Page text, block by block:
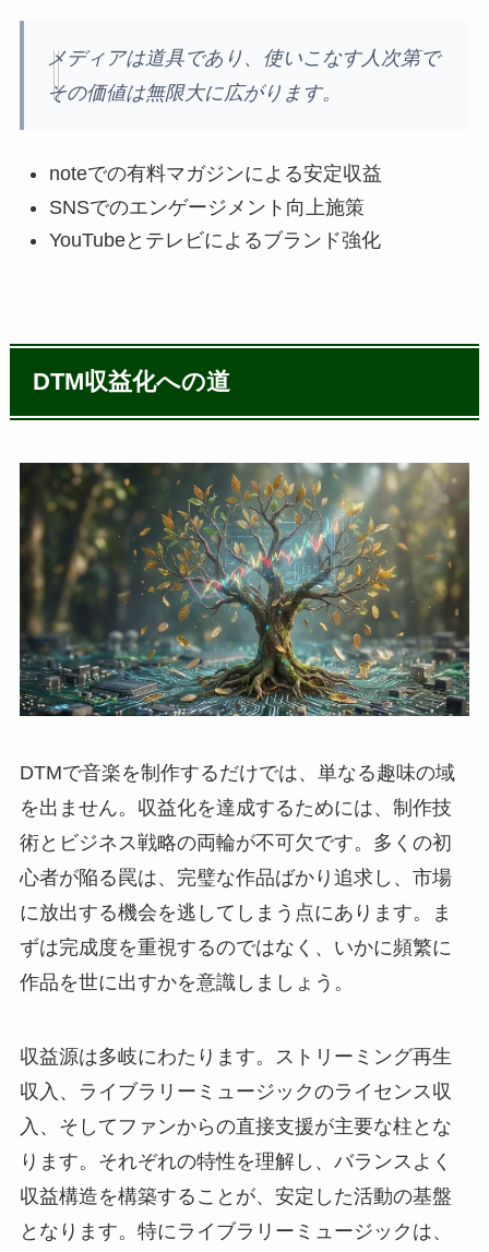
メディアは道具であり、使いこなす人次第で
その価値は無限大に広がります。
noteでの有料マガジンによる安定収益
SNSでのエンゲージメント向上施策
YouTubeとテレビによるブランド強化
DTM収益化への道
DTMで音楽を制作するだけでは、単なる趣味の域
を出ません。収益化を達成するためには、制作技
術とビジネス戦略の両輪が不可欠です。多くの初
心者が陥る罠は、完璧な作品ばかり追求し、市場
に放出する機会を逃してしまう点にあります。ま
ずは完成度を重視するのではなく、いかに頻繁に
作品を世に出すかを意識しましょう。
収益源は多岐にわたります。ストリーミング再生
収入、ライブラリーミュージックのライセンス収
入、そしてファンからの直接支援が主要な柱とな
ります。それぞれの特性を理解し、バランスよく
収益構造を構築することが、安定した活動の基盤
となります。特にライブラリーミュージックは、